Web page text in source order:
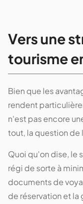
Vers une
tourisme
Bien que les
rendent
n'est pas encore
tout, la question de
Quoi qu'on dise, le
régi de sorte à
documents de
de réservation et